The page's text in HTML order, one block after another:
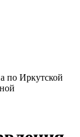
по Иркутской